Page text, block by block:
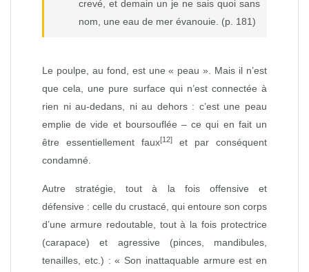
crevé, et demain un je ne sais quoi sans
nom, une eau de mer évanouie. (p. 181)
Le poulpe, au fond, est une « peau ». Mais il n’est
que cela, une pure surface qui n’est connectée à
rien ni au‑dedans, ni au dehors : c’est une peau
emplie de vide et boursouflée – ce qui en fait un
être essentiellement faux[12]
et par conséquent
condamné.
Autre stratégie, tout à la fois offensive et
défensive : celle du crustacé, qui entoure son corps
d’une armure redoutable, tout à la fois protectrice
(carapace) et agressive (pinces, mandibules,
tenailles, etc.) : « Son inattaquable armure est en